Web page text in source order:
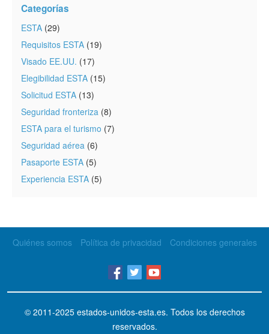
Categorías
ESTA (29)
Requisitos ESTA (19)
Visado EE.UU. (17)
Elegibilidad ESTA (15)
Solicitud ESTA (13)
Seguridad fronteriza (8)
ESTA para el turismo (7)
Seguridad aérea (6)
Pasaporte ESTA (5)
Experiencia ESTA (5)
Quiénes somos Política de privacidad Condiciones generales
© 2011-2025 estados-unidos-esta.es. Todos los derechos
reservados.